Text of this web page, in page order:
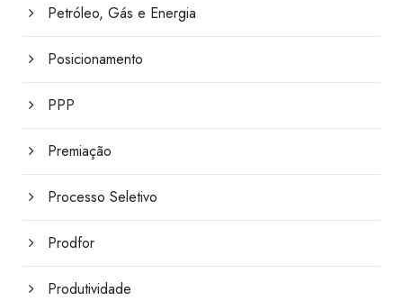
Petróleo, Gás e Energia
Posicionamento
PPP
Premiação
Processo Seletivo
Prodfor
Produtividade